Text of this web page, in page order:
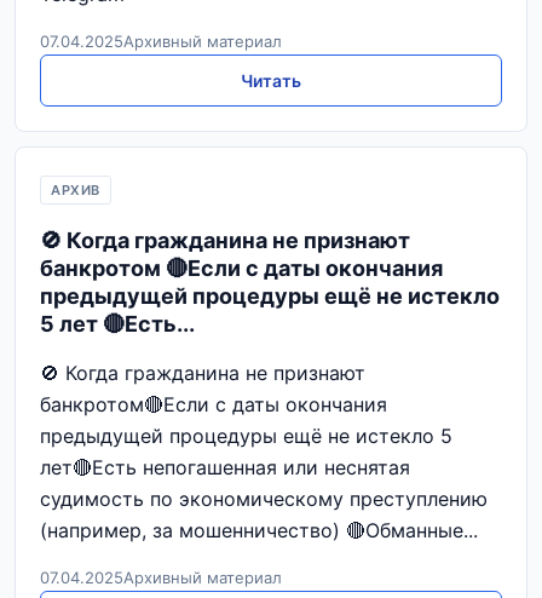
07.04.2025Архивный материал
Читать
АРХИВ
🚫 Когда гражданина не признают
банкротом 🔴Если с даты окончания
предыдущей процедуры ещё не истекло
5 лет 🔴Есть...
🚫 Когда гражданина не признают
банкротом🔴Если с даты окончания
предыдущей процедуры ещё не истекло 5
лет🔴Есть непогашенная или неснятая
судимость по экономическому преступлению
(например, за мошенничество) 🔴Обманные...
07.04.2025Архивный материал